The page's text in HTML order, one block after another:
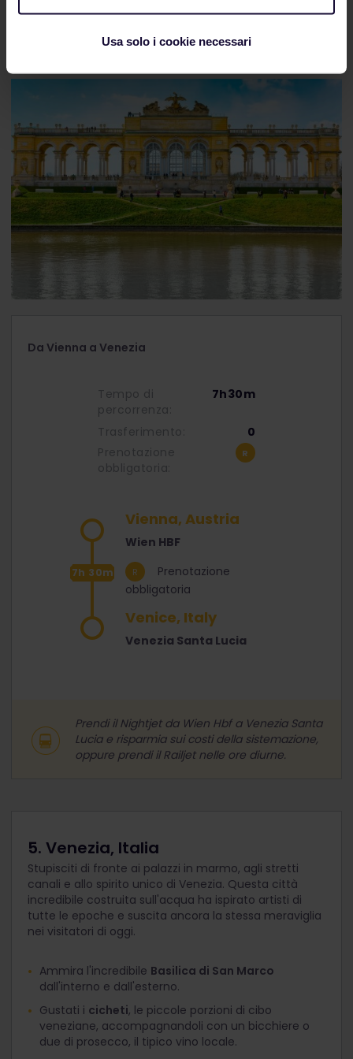
Usa solo i cookie necessari
Da Vienna a Venezia
Tempo di
percorrenza:
7h30m
Trasferimento:
0
Prenotazione
obbligatoria:
Vienna, Austria
Wien HBF
7h 30m
Prenotazione
obbligatoria
Venice, Italy
Venezia Santa Lucia
Prendi il Nightjet da Wien Hbf a Venezia Santa
Lucia e risparmia sui costi della sistemazione,
oppure prendi il Railjet nelle ore diurne.
5. Venezia, Italia
Stupisciti di fronte ai palazzi in marmo, agli stretti
canali e allo spirito unico di Venezia. Questa città
incredibile costruita sull'acqua ha ispirato artisti di
tutte le epoche e suscita ancora la stessa meraviglia
nei visitatori di oggi.
Ammira l'incredibile Basilica di San Marco
dall'interno e dall'esterno.
Gustati i cicheti, le piccole porzioni di cibo
veneziane, accompagnandoli con un bicchiere o
due di prosecco, il tipico vino locale.